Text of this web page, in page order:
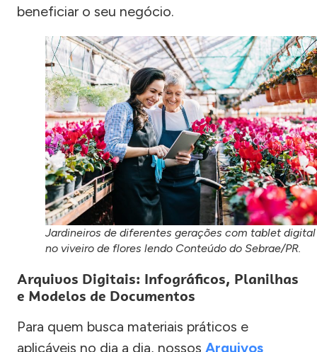
beneficiar o seu negócio.
Jardineiros de diferentes gerações com tablet digital
no viveiro de flores lendo Conteúdo do Sebrae/PR.
Arquivos Digitais: Infográficos, Planilhas
e Modelos de Documentos
Para quem busca materiais práticos e
aplicáveis no dia a dia, nossos Arquivos